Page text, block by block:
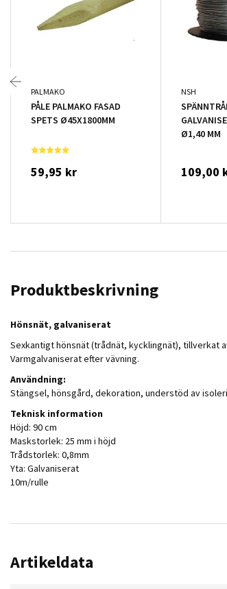
PALMAKO
PÅLE PALMAKO FASAD
SPETS Ø45X1800MM
59,95 kr
NSH
Ø1,40 MM
109,00
Produktbeskrivning
Hönsnät, galvaniserat
Sexkantigt hönsnät (trådnät, kycklingnät), tillverkat
Varmgalvaniserat efter vävning.
Användning:
Stängsel, hönsgård, dekoration, understöd av
Teknisk information
Höjd: 90 cm
Maskstorlek: 25 mm i höjd
Trådstorlek: 0,8mm
Yta: Galvaniserat
10m/rulle
Artikeldata